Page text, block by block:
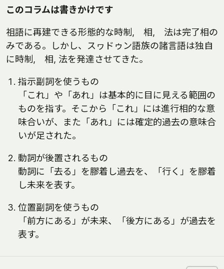
このコラムは書きかけです
祖語に再建できる形態的な時制, 相, 法は完了相の
みである。しかし、スヮドゥン語族の諸言語は独自
に時制, 相, 法を発達させてきた。
指示副詞を使うもの
「これ」や「あれ」は基本的に目に見える範囲の
ものを指す。そこから「これ」には進行相的な意
味合いが、また「あれ」には確定的過去の意味合
いが足された。
動詞が後置されるもの
動詞に「去る」を膠着し過去を、「行く」を膠着
し未来を表す。
位置副詞を使うもの
「前方にある」が未来、「後方にある」が過去を
表す。